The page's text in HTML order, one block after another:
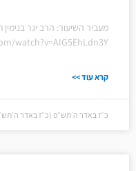
מעביר השיעור: הרב יגר
watch?v=AIG5EhLdn3Y
קרא עוד >>
כ״ז באדר ה׳תש״פ (כ״ז באדר ה׳תש״פ (מרץ